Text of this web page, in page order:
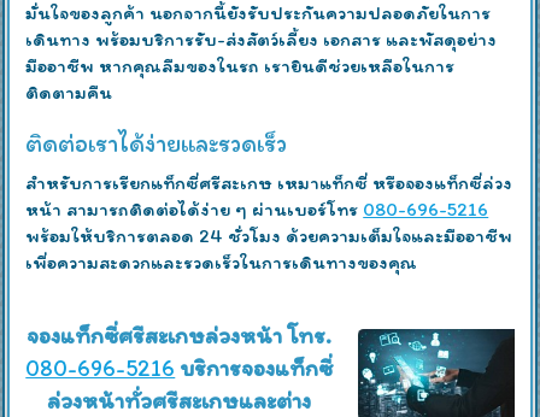
มั่นใจของลูกค้า นอกจากนี้ยังรับประกันความปลอดภัยในการ
เดินทาง พร้อมบริการรับ-ส่งสัตว์เลี้ยง เอกสาร และพัสดุอย่าง
มืออาชีพ หากคุณลืมของในรถ เรายินดีช่วยเหลือในการ
ติดตามคืน
ติดต่อเราได้ง่ายและรวดเร็ว
สำหรับการเรียกแท็กซี่ศรีสะเกษ เหมาแท็กซี่ หรือจองแท็กซี่ล่วง
หน้า สามารถติดต่อได้ง่าย ๆ ผ่านเบอร์โทร 080-696-5216
พร้อมให้บริการตลอด 24 ชั่วโมง ด้วยความเต็มใจและมืออาชีพ
เพื่อความสะดวกและรวดเร็วในการเดินทางของคุณ
จองแท็กซี่ศรีสะเกษล่วงหน้า โทร.
080-696-5216 บริการจองแท็กซี่
ล่วงหน้าทั่วศรีสะเกษและต่าง